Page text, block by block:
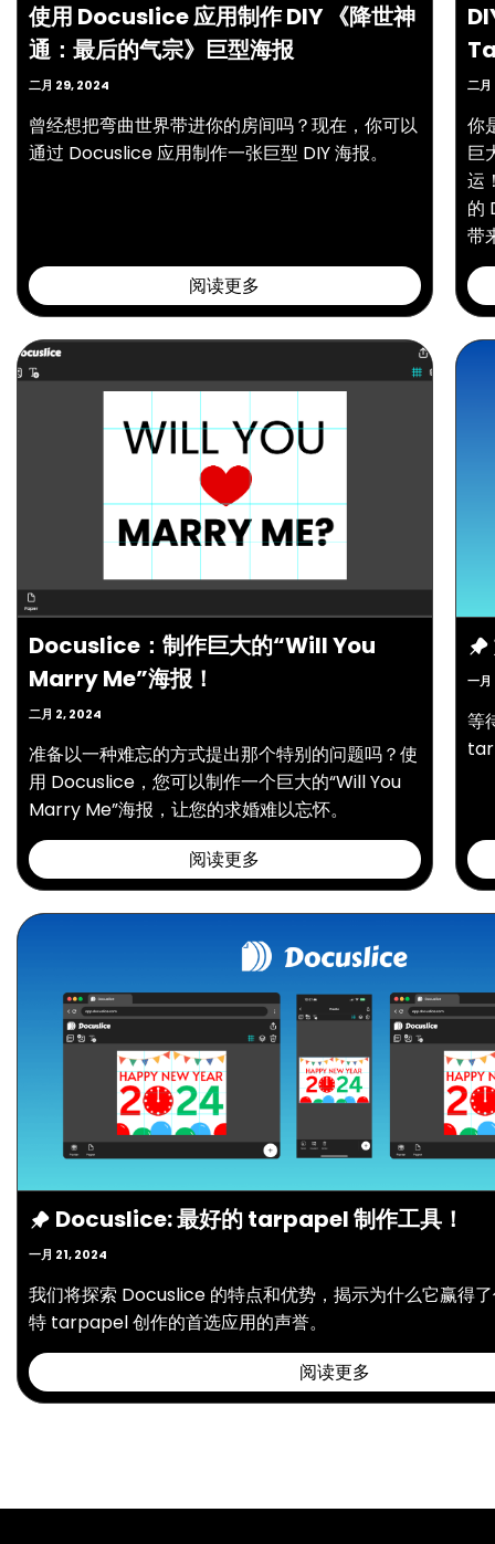
使用 Docuslice 应用制作 DIY 《降世神
通：最后的气宗》巨型海报
二月 29, 2024
曾经想把弯曲世界带进你的房间吗？现在，你可以
通过 Docuslice 应用制作一张巨型 DIY 海报。
阅读更多
二
你
巨
运
的
带
Docuslice：制作巨大的“Will You
Marry Me”海报！
二月 2, 2024
准备以一种难忘的方式提出那个特别的问题吗？使
用 Docuslice，您可以制作一个巨大的“Will You
Marry Me”海报，让您的求婚难以忘怀。
阅读更多
一
等
Docuslice: 最好的 tarpapel 制作工具！
一月 21, 2024
我们将探索 Docuslice 的特点和优势，揭示为什么它赢得
特 tarpapel 创作的首选应用的声誉。
阅读更多